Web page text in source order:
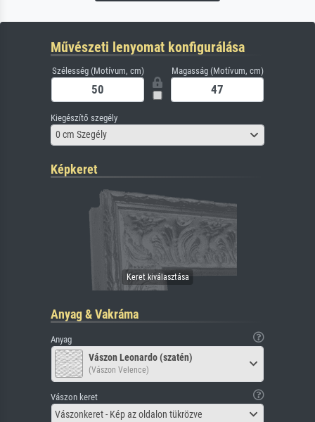
Művészeti lenyomat konfigurálása
Szélesség (Motívum, cm) Magasság (Motívum, cm)
Kiegészítő szegély
0 cm Szegély
Képkeret
Anyag & Vakráma
Anyag
Vászon Leonardo (szatén)
(Vászon Velence)
Vászon keret
Vászonkeret - Kép az oldalon tükrözve